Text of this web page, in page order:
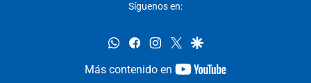
Síguenos en:
whatsappfacebookinstagram
twittergoogle
Más contenido en
youtube-